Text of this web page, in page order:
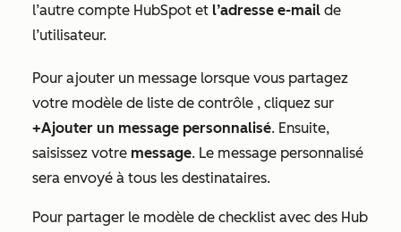
l’autre compte HubSpot et l’adresse e-mail de
l’utilisateur.
Pour ajouter un message lorsque vous partagez
votre modèle de liste de contrôle , cliquez sur
+Ajouter un message personnalisé. Ensuite,
saisissez votre message. Le message personnalisé
sera envoyé à tous les destinataires.
Pour partager le modèle de checklist avec des Hub